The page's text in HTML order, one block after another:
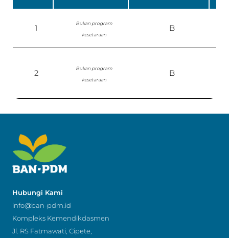
1
Bukan program
kesetaraan
B
2
Bukan program
kesetaraan
B
Hubungi Kami
info@ban-pdm.id
Kompleks Kemendikdasmen
Jl. RS Fatmawati, Cipete,